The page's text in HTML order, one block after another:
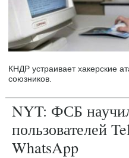
КНДР устраивает хакерские
союзников.
NYT: ФСБ
пользователей
WhatsApp